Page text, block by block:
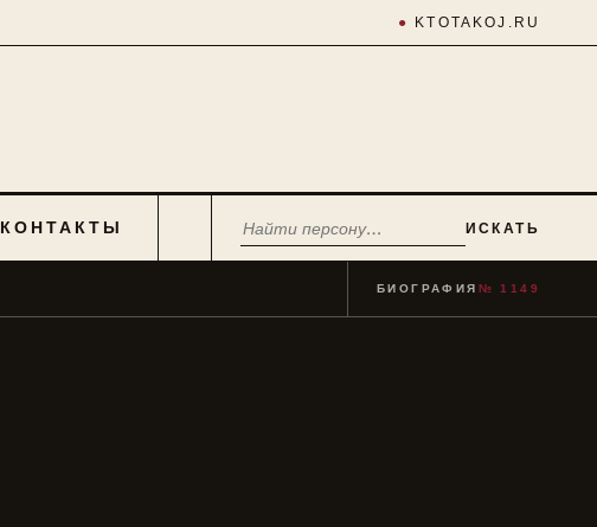
● KTOTAKOJ.RU
КОНТАКТЫ ИСКАТЬ
БИОГРАФИЯ № 1149